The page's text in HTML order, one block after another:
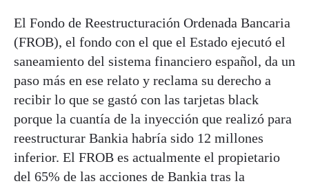
El Fondo de Reestructuración Ordenada Bancaria
(FROB), el fondo con el que el Estado ejecutó el
saneamiento del sistema financiero español, da un
paso más en ese relato y reclama su derecho a
recibir lo que se gastó con las tarjetas black
porque la cuantía de la inyección que realizó para
reestructurar Bankia habría sido 12 millones
inferior. El FROB es actualmente el propietario
del 65% de las acciones de Bankia tras la